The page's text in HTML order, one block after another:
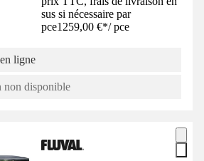
sus si nécessaire par
pce1259,00 €*/ pce
ligne
non disponible